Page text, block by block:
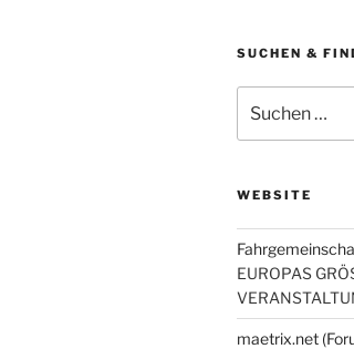
SUCHEN &
nach:
WEBSITE
EUROPAS
maetrix.net